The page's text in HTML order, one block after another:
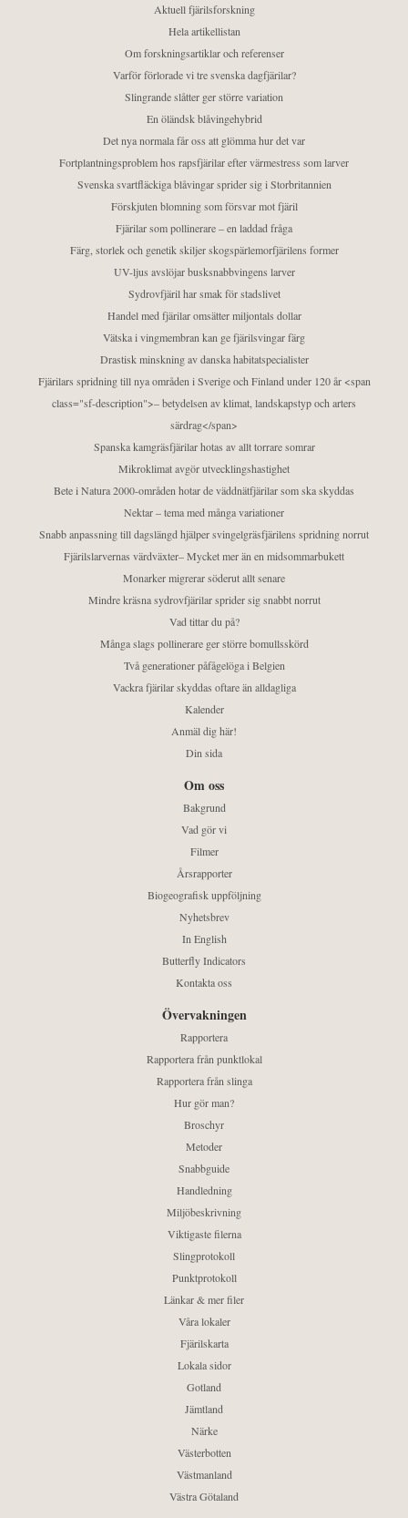
Aktuell fjärilsforskning
Hela artikellistan
Om forskningsartiklar och referenser
Varför förlorade vi tre svenska dagfjärilar?
Slingrande slåtter ger större variation
En öländsk blåvingehybrid
Det nya normala får oss att glömma hur det var
Fortplantningsproblem hos rapsfjärilar efter värmestress som larver
Svenska svartfläckiga blåvingar sprider sig i Storbritannien
Förskjuten blomning som försvar mot fjäril
Fjärilar som pollinerare – en laddad fråga
Färg, storlek och genetik skiljer skogspärlemorfjärilens former
UV-ljus avslöjar busksnabbvingens larver
Sydrovfjäril har smak för stadslivet
Handel med fjärilar omsätter miljontals dollar
Vätska i vingmembran kan ge fjärilsvingar färg
Drastisk minskning av danska habitatspecialister
Fjärilars spridning till nya områden i Sverige och Finland under 120 år <span
class="sf-description">– betydelsen av klimat, landskapstyp och arters
särdrag</span>
Spanska kamgräsfjärilar hotas av allt torrare somrar
Mikroklimat avgör utvecklingshastighet
Bete i Natura 2000-områden hotar de väddnätfjärilar som ska skyddas
Nektar – tema med många variationer
Snabb anpassning till dagslängd hjälper svingelgräsfjärilens spridning norrut
Fjärilslarvernas värdväxter– Mycket mer än en midsommarbukett
Monarker migrerar söderut allt senare
Mindre kräsna sydrovfjärilar sprider sig snabbt norrut
Vad tittar du på?
Många slags pollinerare ger större bomullsskörd
Två generationer påfågelöga i Belgien
Vackra fjärilar skyddas oftare än alldagliga
Kalender
Anmäl dig här!
Din sida
Om oss
Bakgrund
Vad gör vi
Filmer
Årsrapporter
Biogeografisk uppföljning
Nyhetsbrev
In English
Butterfly Indicators
Kontakta oss
Övervakningen
Rapportera
Rapportera från punktlokal
Rapportera från slinga
Hur gör man?
Broschyr
Metoder
Snabbguide
Handledning
Miljöbeskrivning
Viktigaste filerna
Slingprotokoll
Punktprotokoll
Länkar & mer filer
Våra lokaler
Fjärilskarta
Lokala sidor
Gotland
Jämtland
Närke
Västerbotten
Västmanland
Västra Götaland